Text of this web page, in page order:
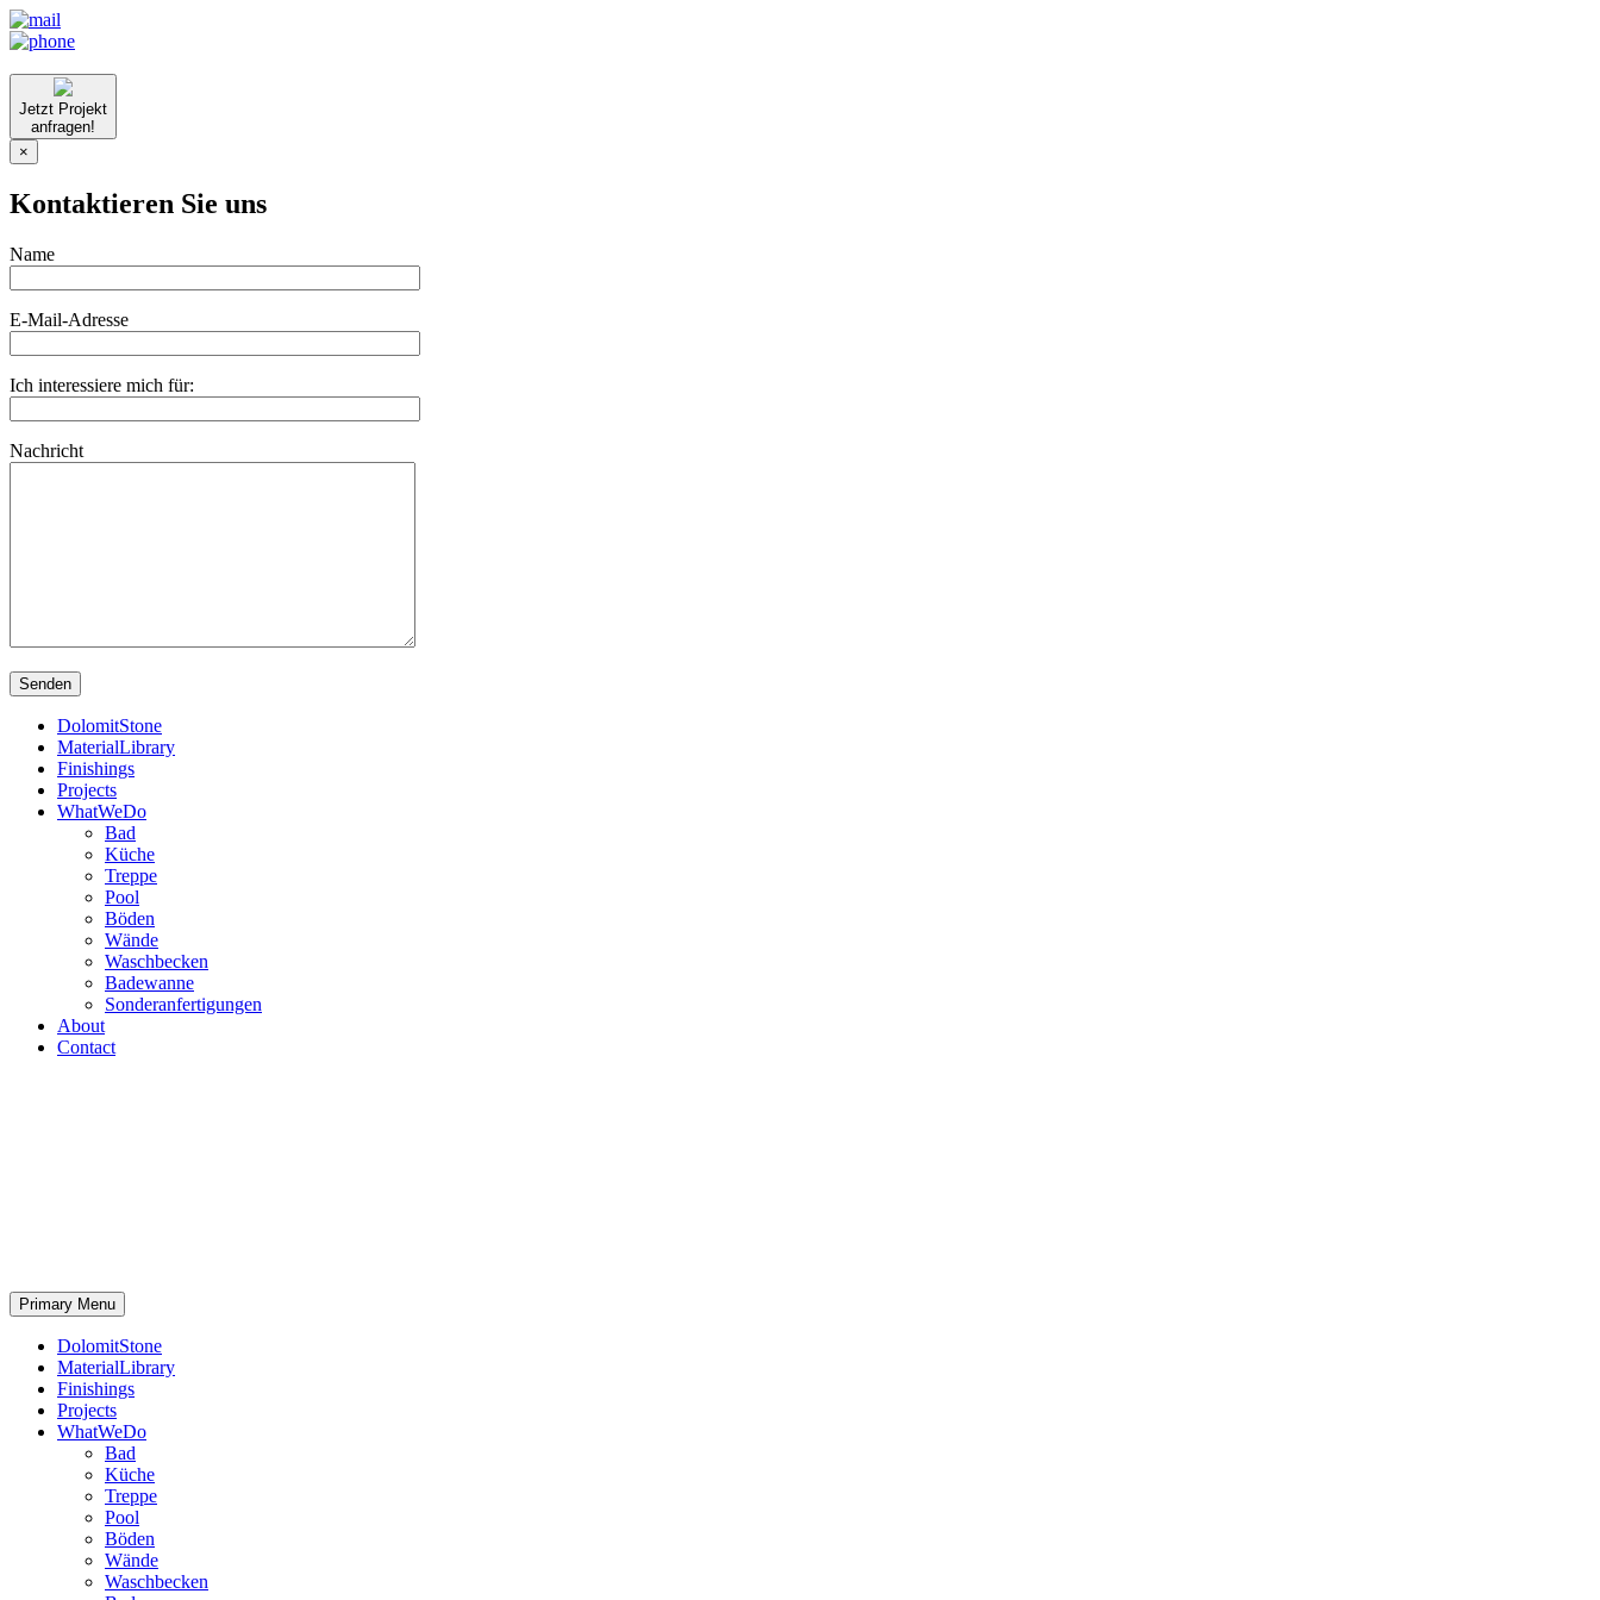
Jetzt Projekt
anfragen!
×
Kontaktieren Sie uns
Name
E-Mail-Adresse
Ich interessiere mich für:
Nachricht
DolomitStone
MaterialLibrary
Finishings
Projects
WhatWeDo
Bad
Küche
Treppe
Pool
Böden
Wände
Waschbecken
Badewanne
Sonderanfertigungen
About
Contact
Primary Menu
DolomitStone
MaterialLibrary
Finishings
Projects
WhatWeDo
Bad
Küche
Treppe
Pool
Böden
Wände
Waschbecken